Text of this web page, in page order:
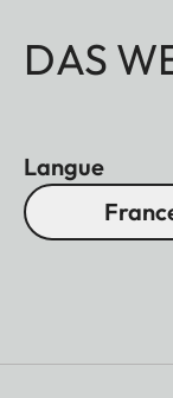
DAS
Langue